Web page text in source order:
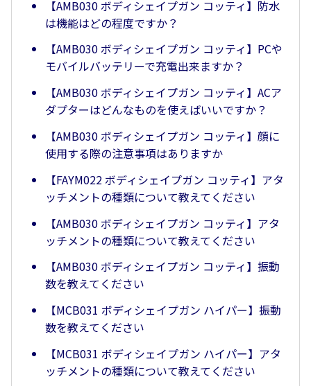
【AMB030 ボディシェイプガン コッティ】防水
は機能はどの程度ですか？
【AMB030 ボディシェイプガン コッティ】PCや
モバイルバッテリーで充電出来ますか？
【AMB030 ボディシェイプガン コッティ】ACア
ダプターはどんなものを使えばいいですか？
【AMB030 ボディシェイプガン コッティ】顔に
使用する際の注意事項はありますか
【FAYM022 ボディシェイプガン コッティ】アタ
ッチメントの種類について教えてください
【AMB030 ボディシェイプガン コッティ】アタ
ッチメントの種類について教えてください
【AMB030 ボディシェイプガン コッティ】振動
数を教えてください
【MCB031 ボディシェイプガン ハイパー】振動
数を教えてください
【MCB031 ボディシェイプガン ハイパー】アタ
ッチメントの種類について教えてください